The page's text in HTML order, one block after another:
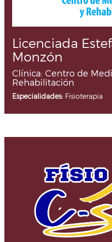
Licenciada
Monzón
Clínica: Centro de
Rehabilitación
Especialidades: Fisioterapia